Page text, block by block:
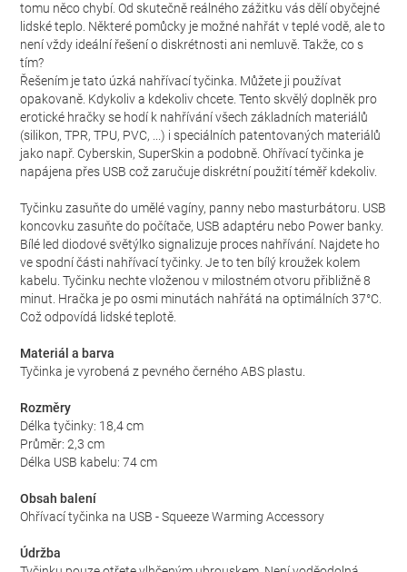
tomu něco chybí. Od skutečně reálného zážitku vás dělí obyčejné
lidské teplo. Některé pomůcky je možné nahřát v teplé vodě, ale to
není vždy ideální řešení o diskrétnosti ani nemluvě. Takže, co s
tím?
Řešením je tato úzká nahřívací tyčinka. Můžete ji používat
opakovaně. Kdykoliv a kdekoliv chcete. Tento skvělý doplněk pro
erotické hračky se hodí k nahřívání všech základních materiálů
(silikon, TPR, TPU, PVC, ...) i speciálních patentovaných materiálů
jako např. Cyberskin, SuperSkin a podobně. Ohřívací tyčinka je
napájena přes USB což zaručuje diskrétní použití téměř kdekoliv.
Tyčinku zasuňte do umělé vagíny, panny nebo masturbátoru. USB
koncovku zasuňte do počítače, USB adaptéru nebo Power banky.
Bílé led diodové světýlko signalizuje proces nahřívání. Najdete ho
ve spodní části nahřívací tyčinky. Je to ten bílý kroužek kolem
kabelu. Tyčinku nechte vloženou v milostném otvoru přibližně 8
minut. Hračka je po osmi minutách nahřátá na optimálních 37°C.
Což odpovídá lidské teplotě.
Materiál a barva
Tyčinka je vyrobená z pevného černého ABS plastu.
Rozměry
Délka tyčinky: 18,4 cm
Průměr: 2,3 cm
Délka USB kabelu: 74 cm
Obsah balení
Ohřívací tyčinka na USB - Squeeze Warming Accessory
Údržba